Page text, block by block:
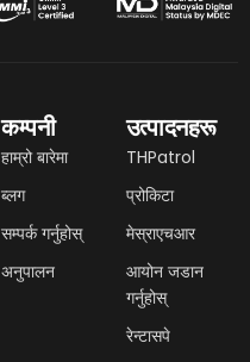
कम्पनी
हाम्रो बारेमा
ब्लग
सम्पर्क गर्नुहोस्
अनुपालन
उत्पादनहरू
THPatrol
प्रोकिटा
मेस्राएचआर
आयोन जडान
गर्नुहोस्
रेन्टासपे